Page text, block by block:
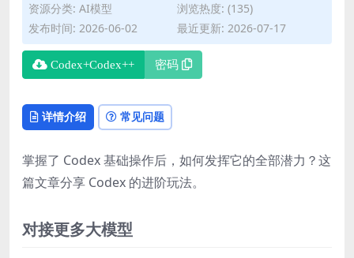
资源分类: AI模型
浏览热度: (135)
发布时间: 2026-06-02
最近更新: 2026-07-17
Codex+Codex++ 密码
详情介绍 常见问题
掌握了 Codex 基础操作后，如何发挥它的全部潜力？这
篇文章分享 Codex 的进阶玩法。
对接更多大模型